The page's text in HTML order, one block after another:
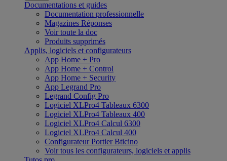
Documentations et guides
Documentation professionnelle
Magazines Réponses
Voir toute la doc
Produits supprimés
Applis, logiciels et configurateurs
App Home + Pro
App Home + Control
App Home + Security
App Legrand Pro
Legrand Config Pro
Logiciel XLPro4 Tableaux 6300
Logiciel XLPro4 Tableaux 400
Logiciel XLPro4 Calcul 6300
Logiciel XLPro4 Calcul 400
Configurateur Portier Bticino
Voir tous les configurateurs, logiciels et applis